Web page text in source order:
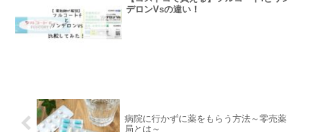
デロンVsの違い！
病院に行かずに薬をもらう方法～零売薬
局とは～